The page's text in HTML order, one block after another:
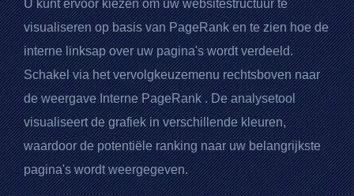
U kunt ervoor kiezen om uw websitestructuur te
visualiseren op basis vanPageRanken te zien hoe de
interne linksap over uw pagina's wordt verdeeld.
Schakel via het vervolgkeuzemenu rechtsboven naar
de weergave InternePageRank. De analysetool
visualiseert de grafiek in verschillende kleuren,
waardoor de potentiële ranking naar uw belangrijkste
pagina's wordt weergegeven.